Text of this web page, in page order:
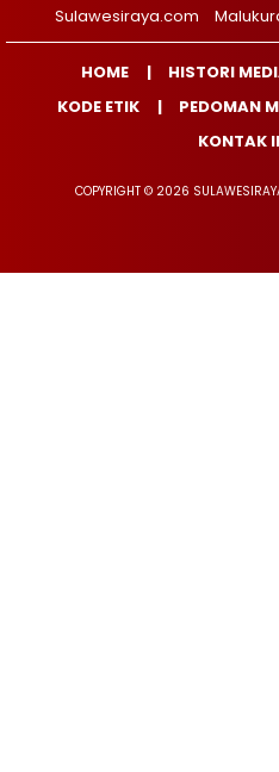
Sulawesiraya.com
HOME HISTORI
KODE ETIK
PEDOMAN
KONTAK
COPYRIGHT © 2026